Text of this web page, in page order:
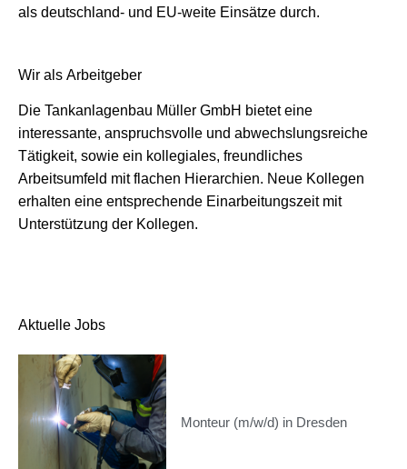
als deutschland- und EU-weite Einsätze durch.
Wir als Arbeitgeber
Die Tankanlagenbau Müller GmbH bietet eine
interessante, anspruchsvolle und abwechslungsreiche
Tätigkeit, sowie ein kollegiales, freundliches
Arbeitsumfeld mit flachen Hierarchien. Neue Kollegen
erhalten eine entsprechende Einarbeitungszeit mit
Unterstützung der Kollegen.
Aktuelle Jobs
Monteur (m/w/d) in Dresden